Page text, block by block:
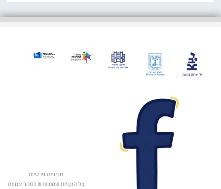
מדיניות פרטיות
כל הזכויות שמורות © לסקר אמנות